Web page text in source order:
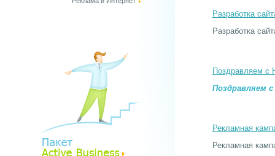
Разработка
Разработка
Поздравляем с
Поздравляем
Рекламная
Рекламная